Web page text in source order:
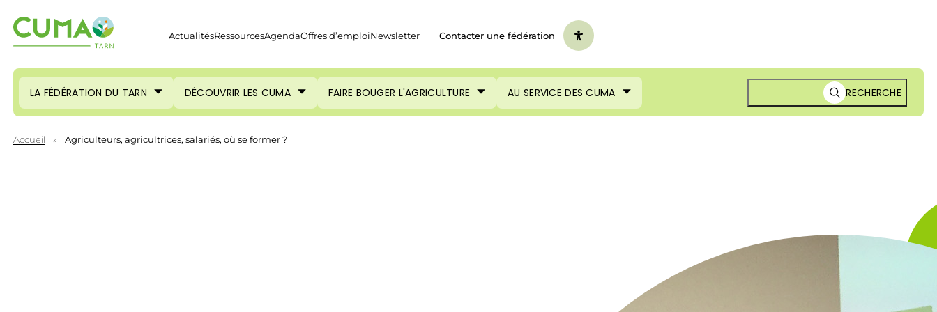
ActualitésRessourcesAgendaOffres d’emploiNewsletter Contacter une fédération
LA FÉDÉRATION DU TARN DÉCOUVRIR LES CUMA FAIRE BOUGER L'AGRICULTURE AU SERVICE DES CUMA RECHERCHE
Accueil » Agriculteurs, agricultrices, salariés, où se former ?